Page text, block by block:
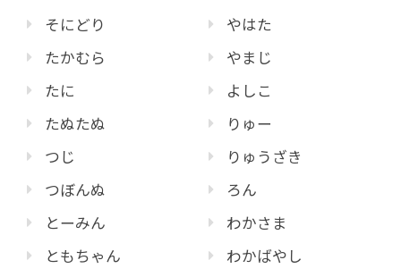
そにどり
たかむら
たに
たぬたぬ
つじ
つぼんぬ
とーみん
ともちゃん
やはた
やまじ
よしこ
りゅー
りゅうざき
ろん
わかさま
わかばやし